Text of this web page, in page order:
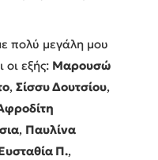
πολύ μεγάλη μου
εξής: Μαρουσώ
, Σίσσυ Δουτσίου,
, Παυλίνα
Π.,